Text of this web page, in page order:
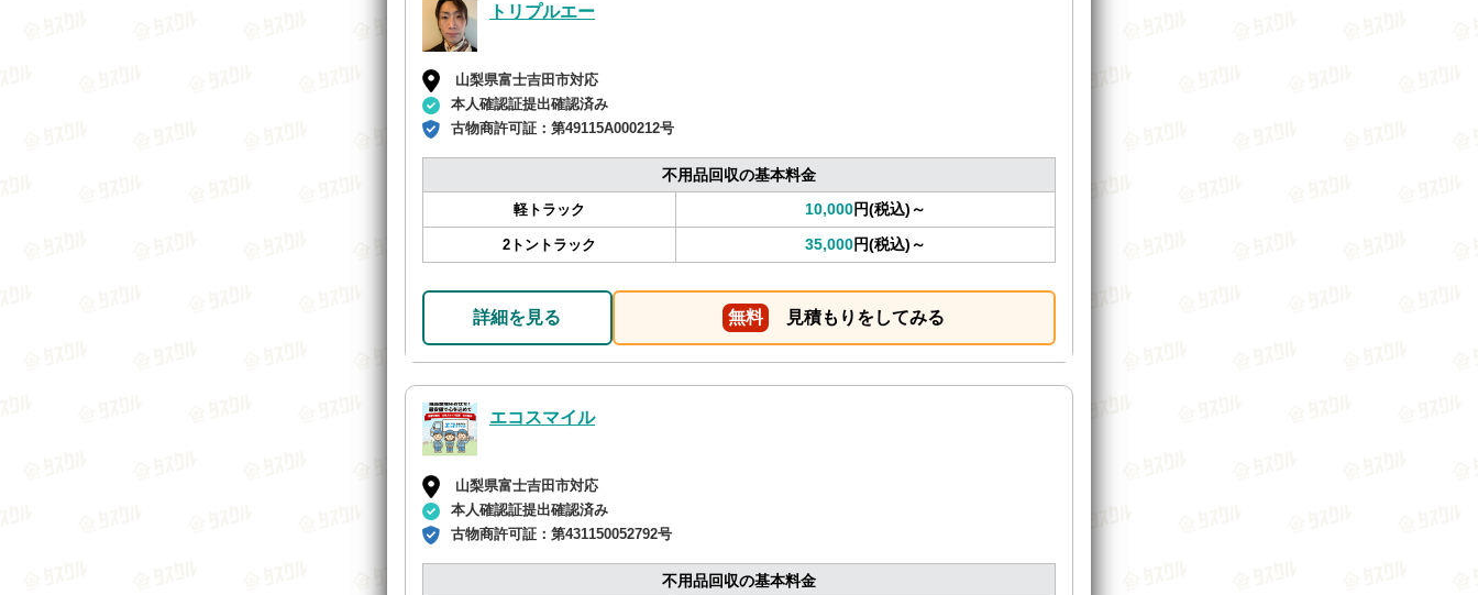
トリプルエー
山梨県富士吉田市対応
本人確認証提出確認済み
古物商許可証： 第49115A000212号
不用品回収の基本料金
軽トラック 10,000円(税込)～
2トントラック 35,000円(税込)～
詳細を見る 無料 見積もりをしてみる
エコスマイル
山梨県富士吉田市対応
本人確認証提出確認済み
古物商許可証： 第431150052792号
不用品回収の基本料金